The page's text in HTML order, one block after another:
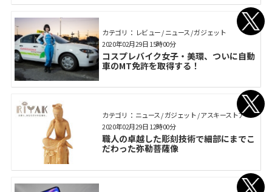
カテゴリ： レビュー / ニュース / ガジェット
コスプレバイク女子・美環、ついに自動
車のMT免許を取得する！
2020年02月29日 15時00分
カテゴリ： ニュース / ガジェット / アスキーストア
職人の卓越した彫刻技術で細部にまでこ
だわった弥勒菩薩像
2020年02月29日 12時00分